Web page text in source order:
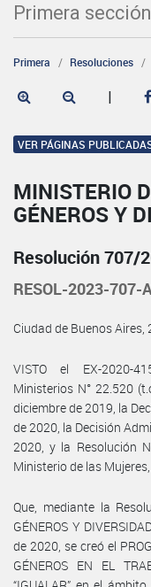
Primera sección
Primera Resoluciones
|
VER PÁGINAS
MINISTERIO
GÉNEROS Y
Resolución 707/
RESOL-2023-707-
Ciudad de Buenos
VISTO el EX-2020-
Ministerios N° 22.520
diciembre de 2019, la
de 2020, la Decisión
2020, y la Resolución
Ministerio de las
Que, mediante la
GÉNEROS Y
de 2020, se creó el
GÉNEROS EN EL